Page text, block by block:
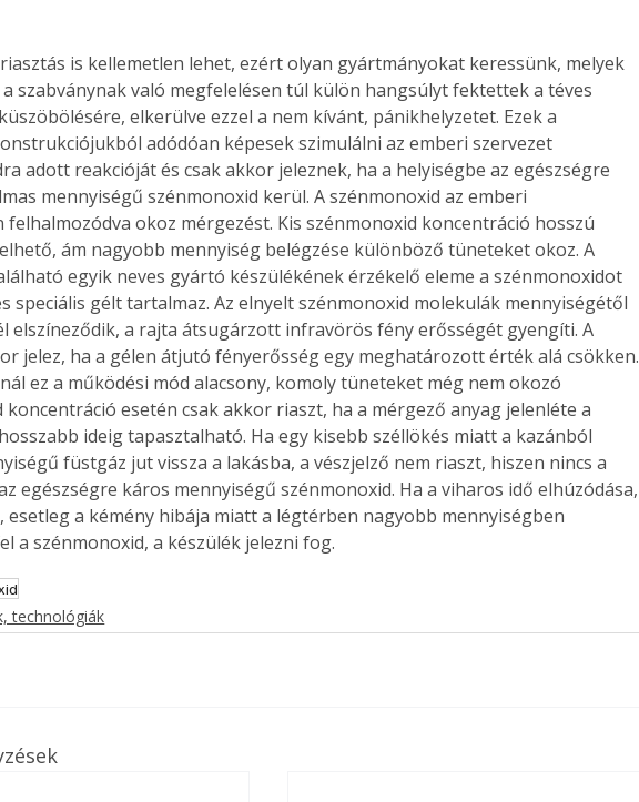
az
Old
új,
Bárhol,
Együtt jobban megéri!
Bővebb információ itt!
Együtt jobban megéri! A
könyvek tetszőleges
párosítással kedvezményes
áron, 0 Ft postaköltséggel
megrendelhetők!
is kellemetlen lehet, ezért olyan gyártmányokat keressünk, melyek
szabványnak való megfelelésen túl külön hangsúlyt fektettek a téves
elkerülve ezzel a nem kívánt, pánikhelyzetet. Ezek a
adódóan képesek szimulálni az emberi szervezet
adott reakcióját és csak akkor jeleznek, ha a helyiségbe az egészségre
mennyiségű szénmonoxid kerül. A szénmonoxid az emberi
felhalmozódva okoz mérgezést. Kis szénmonoxid koncentráció hosszú
ám nagyobb mennyiség belégzése különböző tüneteket okoz. A
egyik neves gyártó készülékének érzékelő eleme a szénmonoxidot
speciális gélt tartalmaz. Az elnyelt szénmonoxid molekulák mennyiségétől
elszíneződik, a rajta átsugárzott infravörös fény erősségét gyengíti. A
jelez, ha a gélen átjutó fényerősség egy meghatározott érték alá csökken.
ez a működési mód alacsony, komoly tüneteket még nem okozó
koncentráció esetén csak akkor riaszt, ha a mérgező anyag jelenléte a
ideig tapasztalható. Ha egy kisebb széllökés miatt a kazánból
füstgáz jut vissza a lakásba, a vészjelző nem riaszt, hiszen nincs a
egészségre káros mennyiségű szénmonoxid. Ha a viharos idő elhúzódása,
esetleg a kémény hibája miatt a légtérben nagyobb mennyiségben
a szénmonoxid, a készülék jelezni fog.
technológiák